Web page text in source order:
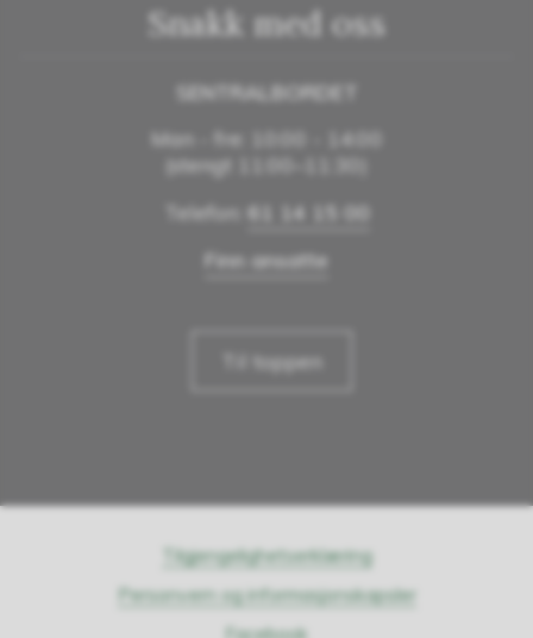
Snakk med oss
SENTRALBORDET
Man - fre: 10:00 - 14:00
(stengt 11:00–11:30)
Telefon: 61 14 15 00
Finn ansatte
Til toppen
Tilgjengelighetserklæring
Personvern og informasjonskapsler